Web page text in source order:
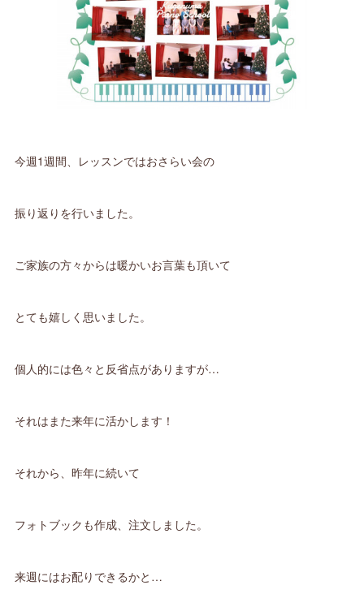
今週1週間、レッスンではおさらい会の
振り返りを行いました。
ご家族の方々からは暖かいお言葉も頂いて
とても嬉しく思いました。
個人的には色々と反省点がありますが…
それはまた来年に活かします！
それから、昨年に続いて
フォトブックも作成、注文しました。
来週にはお配りできるかと…